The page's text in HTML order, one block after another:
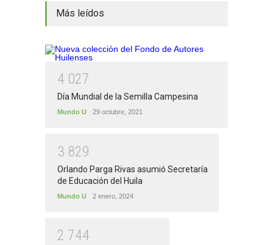
Más leídos
4 027
Día Mundial de la Semilla Campesina
Mundo U 29 octubre, 2021
3 829
Orlando Parga Rivas asumió Secretaría
de Educación del Huila
Mundo U 2 enero, 2024
2 744